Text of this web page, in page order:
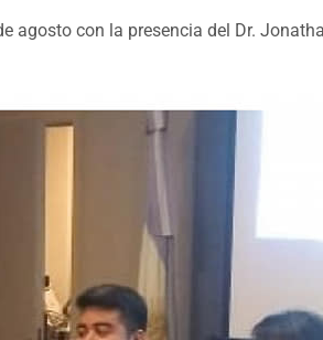
con la presencia del Dr.